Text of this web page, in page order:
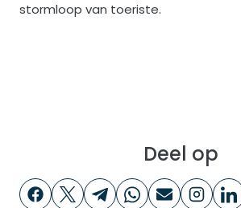
stormloop van toeriste.
Deel op